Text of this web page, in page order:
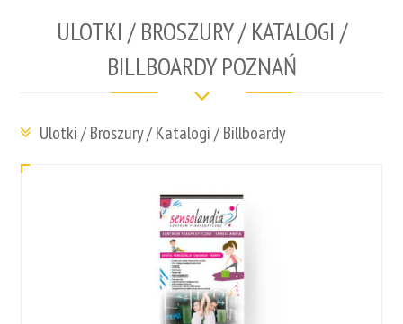
ULOTKI / BROSZURY / KATALOGI /
BILLBOARDY POZNAŃ
Ulotki / Broszury / Katalogi / Billboardy